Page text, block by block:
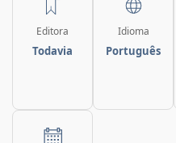
Editora
Todavia
Idioma
Português